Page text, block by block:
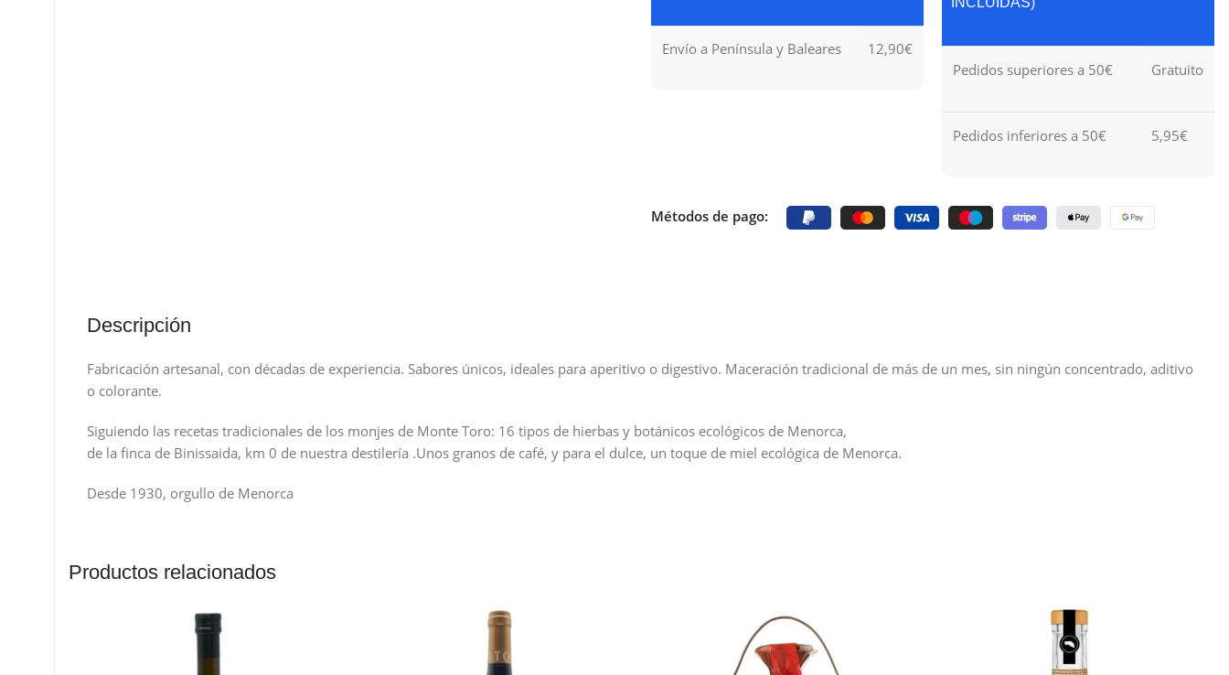
Envío a Península y Baleares 12,90€
Pedidos superiores a 50€ Gratuito
Pedidos inferiores a 50€ 5,95€
Métodos de pago:
Descripción
Fabricación artesanal, con décadas de experiencia. Sabores únicos, ideales para aperitivo o digestivo. Maceración tradicional de más de un mes, sin ningún concentrado, aditivo
o colorante.
Siguiendo las recetas tradicionales de los monjes de Monte Toro: 16 tipos de hierbas y botánicos ecológicos de Menorca,
de la finca de Binissaida, km 0 de nuestra destilería .Unos granos de café, y para el dulce, un toque de miel ecológica de Menorca.
Desde 1930, orgullo de Menorca
Productos relacionados